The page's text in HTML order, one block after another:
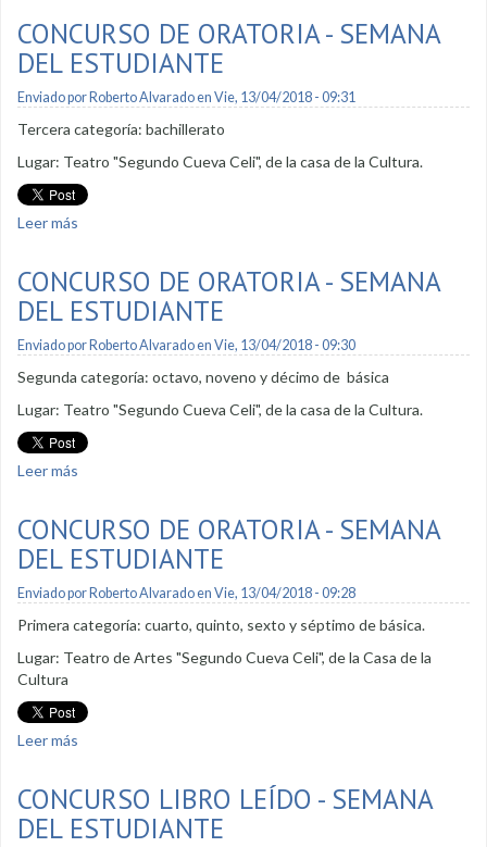
CONCURSO DE ORATORIA - SEMANA
DEL ESTUDIANTE
Enviado por Roberto Alvaradoen Vie, 13/04/2018 - 09:31
Tercera categoría: bachillerato
Lugar: Teatro "Segundo Cueva Celi", de la casa de la Cultura.
Leer más
CONCURSO DE ORATORIA - SEMANA
DEL ESTUDIANTE
Enviado por Roberto Alvaradoen Vie, 13/04/2018 - 09:30
Segunda categoría: octavo, noveno y décimo de básica
Lugar: Teatro "Segundo Cueva Celi", de la casa de la Cultura.
Leer más
CONCURSO DE ORATORIA - SEMANA
DEL ESTUDIANTE
Enviado por Roberto Alvaradoen Vie, 13/04/2018 - 09:28
Primera categoría: cuarto, quinto, sexto y séptimo de básica.
Lugar: Teatro de Artes "Segundo Cueva Celi", de la Casa de la
Cultura
Leer más
CONCURSO LIBRO LEÍDO - SEMANA
DEL ESTUDIANTE